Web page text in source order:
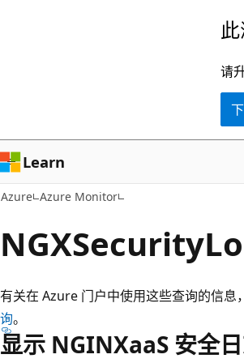
容
请
Learn
Azure Azure Monitor
有关在 Azure 门户中使用这些查询的信息
询。
显示 NGINXaaS 安全